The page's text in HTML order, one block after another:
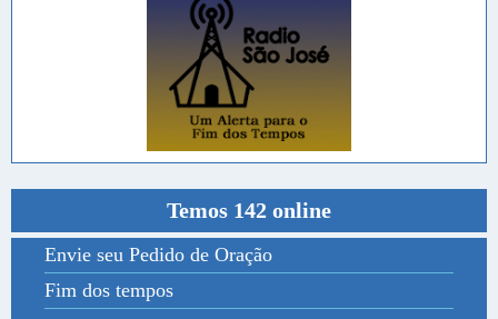
Temos 142 online
Envie seu Pedido de Oração
Fim dos tempos